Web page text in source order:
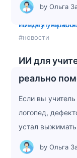
byОльга
ИИ для учителя: 8 нейросетей, которые реально помогут в
#новости
ИИ для
реально
Если вы
логопед,
устал
byОльга